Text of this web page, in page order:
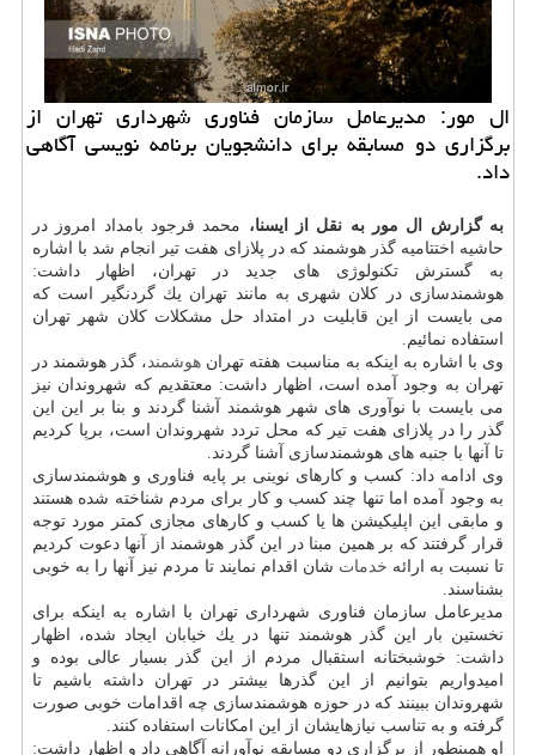
ال مور: مدیرعامل سازمان فناوری شهرداری تهران از
برگزاری دو مسابقه برای دانشجویان برنامه نویسی آگاهی
داد.
به گزارش ال مور به نقل از ایسنا، محمد فرجود بامداد امروز در
حاشیه اختتامیه گذر هوشمند كه در پلازای هفت تیر انجام شد با اشاره
به گسترش تكنولوژی های جدید در تهران، اظهار داشت:
هوشمندسازی در كلان شهری به مانند تهران یك گردنگیر است كه
می بایست از این قابلیت در امتداد حل مشكلات كلان شهر تهران
استفاده نمائیم.
وی با اشاره به اینكه به مناسبت هفته تهران هوشمند، گذر هوشمند در
تهران به وجود آمده است، اظهار داشت: معتقدیم كه شهروندان نیز
می بایست با نوآوری های شهر هوشمند آشنا گردند و بنا بر این این
گذر را در پلازای هفت تیر كه محل تردد شهروندان است، برپا كردیم
تا آنها با جنبه های هوشمندسازی آشنا گردند.
وی ادامه داد: كسب و كارهای نوینی بر پایه فناوری و هوشمندسازی
به وجود آمده اما تنها چند كسب و كار برای مردم شناخته شده هستند
و مابقی این اپلیكیشن ها یا كسب و كارهای مجازی كمتر مورد توجه
قرار گرفتند كه بر همین مبنا در این گذر هوشمند از آنها دعوت كردیم
تا نسبت به ارائه خدمات شان اقدام نمایند تا مردم نیز آنها را به خوبی
بشناسند.
مدیرعامل سازمان فناوری شهرداری تهران با اشاره به اینكه برای
نخستین بار این گذر هوشمند تنها در یك خیابان ایجاد شده، اظهار
داشت: خوشبختانه استقبال مردم از این گذر بسیار عالی بوده و
امیدواریم بتوانیم از این گذرها بیشتر در تهران داشته باشیم تا
شهروندان ببینند كه در حوزه هوشمندسازی چه اقدامات خوبی صورت
گرفته و به تناسب نیازهایشان از این امكانات استفاده كنند.
او همینطور از برگزاری دو مسابقه نوآورانه آگاهی داد و اظهار داشت: